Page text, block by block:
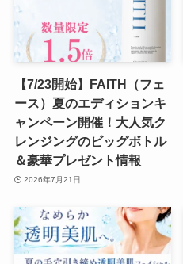
【7/23開始】FAITH（フェ
ース）夏のエディションキ
ャンペーン開催！大人気ク
レンジングのビッグボトル
＆豪華プレゼント情報
2026年7月21日